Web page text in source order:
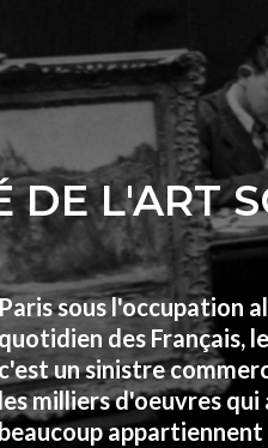
DE L'ART
sous l'occupation
quotidien des Français,
c'est un sinistre
milliers d'oeuvres
appartiennent